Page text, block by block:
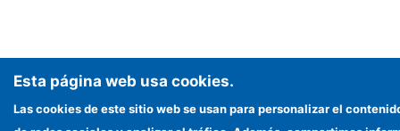
Esta página web usa cookies.
Las cookies de este sitio web se usan para personalizar el